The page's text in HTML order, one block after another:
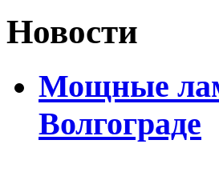
Новости
Мощные
Волгограде